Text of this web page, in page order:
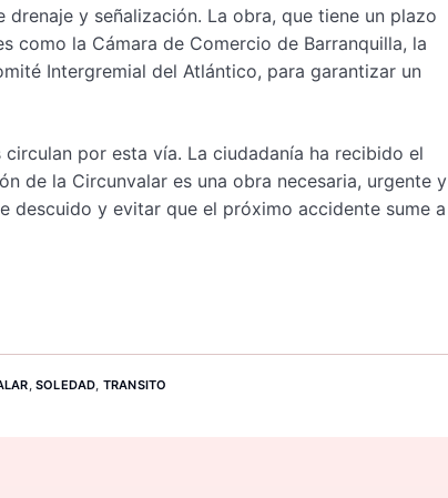
y señalización. La obra, que tiene un plazo
como la Cámara de Comercio de Barranquilla, la
Intergremial del Atlántico, para garantizar un
por esta vía. La ciudadanía ha recibido el
de la Circunvalar es una obra necesaria, urgente y
descuido y evitar que el próximo accidente sume a
SOLEDAD TRANSITO